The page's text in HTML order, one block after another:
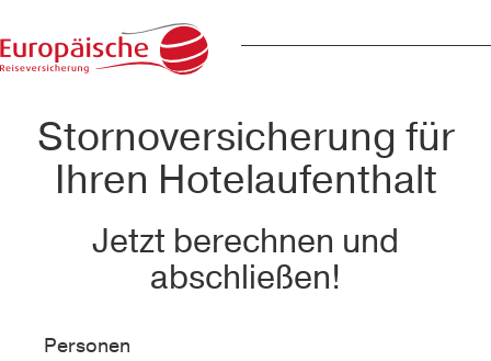
Stornoversicherung für
Ihren Hotelaufenthalt
Jetzt berechnen und
abschließen!
Personen